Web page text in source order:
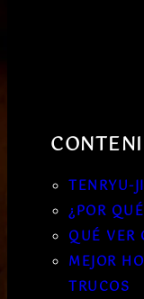
TENRYU-
¿POR
QUÉ VER
MEJOR
TRUCOS